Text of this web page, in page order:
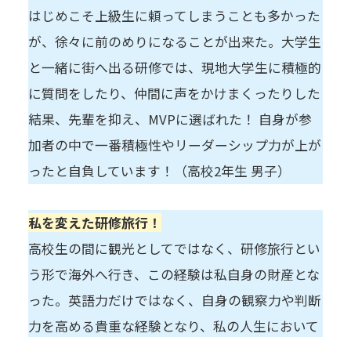
はじめこそ上級生に頼ってしまうことも多かった
が、徐々に前のめりになることが出来た。大学生
と一緒に街へ出る研修では、現地大学生に積極的
に質問をしたり、仲間に声をかけまくったりした
結果、先輩を抑え、MVPに選ばれた！ 自身が参
加者の中で一番積極性やリーダーシップ力が上が
ったと自負しています！（高校2年生 男子）
私を変えた研修旅行！
高校生の間に観光としてではなく、研修旅行とい
う形で海外へ行き、この経験は私自身の財産とな
った。英語力だけではなく、自身の観察力や判断
力を高める貴重な経験となり、私の人生において